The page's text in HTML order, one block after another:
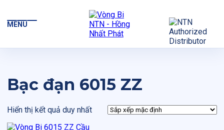
MENU
Bạc đạn 6015 ZZ
Hiển thị kết quả duy nhất